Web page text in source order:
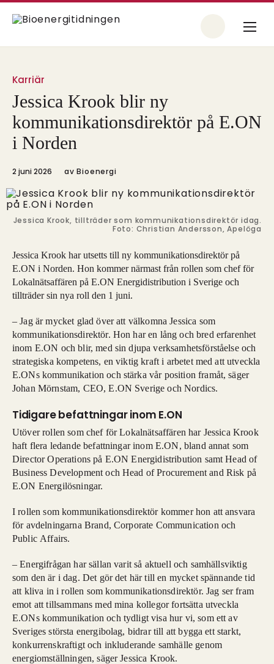
Karriär
Jessica Krook blir ny
kommunikationsdirektör på E.ON
i Norden
2 juni 2026 av Bioenergi
Jessica Krook, tillträder som kommunikationsdirektör idag.
Foto: Christian Andersson, Apelöga
Jessica Krook har utsetts till ny kommunikationsdirektör på
E.ON i Norden. Hon kommer närmast från rollen som chef för
Lokalnätsaffären på E.ON Energidistribution i Sverige och
tillträder sin nya roll den 1 juni.
– Jag är mycket glad över att välkomna Jessica som
kommunikationsdirektör. Hon har en lång och bred erfarenhet
inom E.ON och blir, med sin djupa verksamhetsförståelse och
strategiska kompetens, en viktig kraft i arbetet med att utveckla
E.ONs kommunikation och stärka vår position framåt, säger
Johan Mörnstam, CEO, E.ON Sverige och Nordics.
Tidigare befattningar inom E.ON
Utöver rollen som chef för Lokalnätsaffären har Jessica Krook
haft flera ledande befattningar inom E.ON, bland annat som
Director Operations på E.ON Energidistribution samt Head of
Business Development och Head of Procurement and Risk på
E.ON Energilösningar.
I rollen som kommunikationsdirektör kommer hon att ansvara
för avdelningarna Brand, Corporate Communication och
Public Affairs.
– Energifrågan har sällan varit så aktuell och samhällsviktig
som den är i dag. Det gör det här till en mycket spännande tid
att kliva in i rollen som kommunikationsdirektör. Jag ser fram
emot att tillsammans med mina kollegor fortsätta utveckla
E.ONs kommunikation och tydligt visa hur vi, som ett av
Sveriges största energibolag, bidrar till att bygga ett starkt,
konkurrenskraftigt och inkluderande samhälle genom
energiomställningen, säger Jessica Krook.